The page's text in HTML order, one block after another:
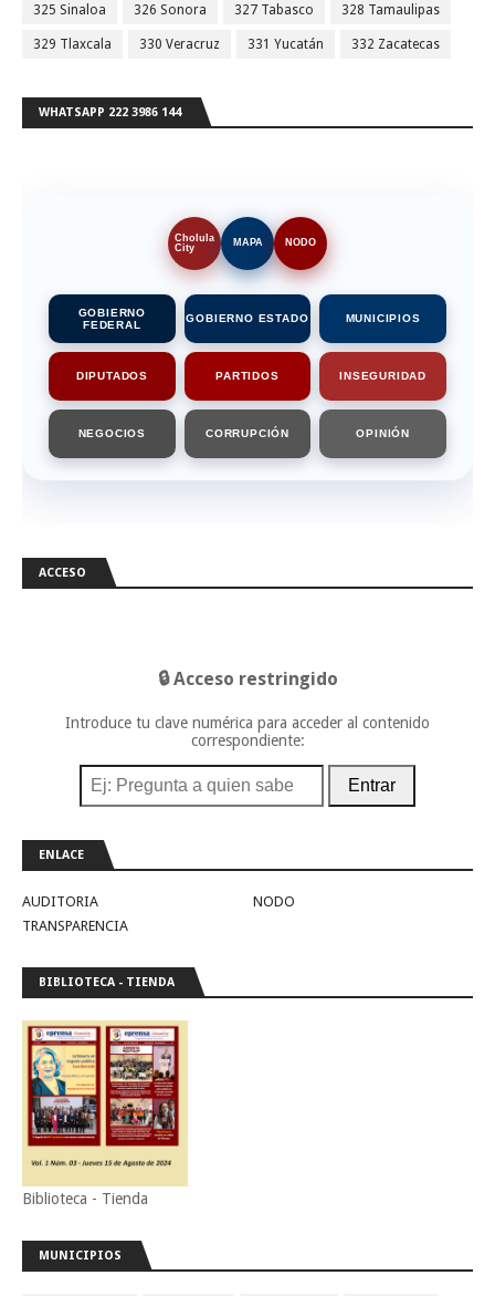
325 Sinaloa 326 Sonora 327 Tabasco 328 Tamaulipas
329 Tlaxcala 330 Veracruz 331 Yucatán 332 Zacatecas
WHATSAPP 222 3986 144
Cholula
City
MAPA NODO
GOBIERNO
FEDERAL
GOBIERNO ESTADO MUNICIPIOS
DIPUTADOS PARTIDOS INSEGURIDAD
NEGOCIOS CORRUPCIÓN OPINIÓN
ACCESO
🔒 Acceso restringido
Introduce tu clave numérica para acceder al contenido
correspondiente:
Entrar
ENLACE
AUDITORIA
NODO
TRANSPARENCIA
BIBLIOTECA - TIENDA
Biblioteca - Tienda
MUNICIPIOS